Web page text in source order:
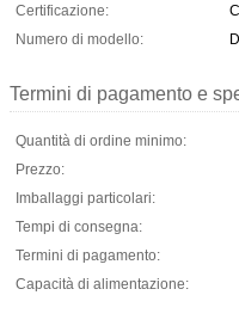
Certificazione:
Numero di modello:
Termini di pagamento e
Quantità di ordine minimo:
Prezzo:
Imballaggi particolari:
Tempi di consegna:
Termini di pagamento:
Capacità di alimentazione: